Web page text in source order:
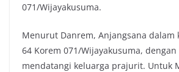
071/Wijayakusuma.
Menurut Danrem, Anjangsana dalam
64 Korem 071/Wijayakusuma,
mendatangi keluarga prajurit. Untuk